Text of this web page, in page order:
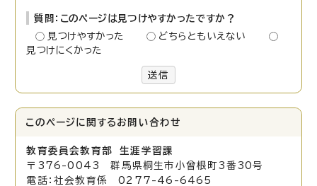
質問：このページは見つけやすかったですか？
見つけやすかった
どちらともいえない
見つけにくかった
送信
このページに関する お問い合わせ
教育委員会教育部 生涯学習課
〒376-0043 群馬県桐生市小曾根町3番30号
電話：社会教育係 0277-46-6465